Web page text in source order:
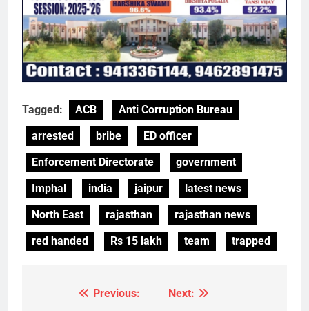
Tagged: ACB
Anti Corruption Bureau
arrested
bribe
ED officer
Enforcement Directorate
government
Imphal
india jaipur
latest news
North East
rajasthan
rajasthan news
red handed
Rs 15 lakh team trapped
Previous:
Next: